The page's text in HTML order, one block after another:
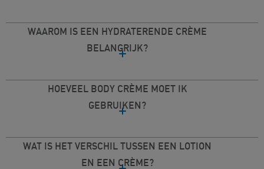
WAAROM IS EEN HYDRATERENDE CRÈME
BELANGRIJK?
HOEVEEL BODY CRÈME MOET IK
GEBRUIKEN?
WAT IS HET VERSCHIL TUSSEN EEN LOTION
EN EEN CRÈME?